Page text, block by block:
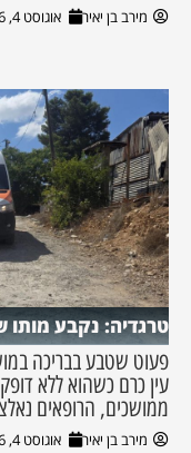
מירב בן יאיר אוגוסט 4, 2026
טרגדיה: נקבע
פעוט שטבע בבריכה
עין כרם כשהוא ללא
ממושכים, הרופאים
מירב בן יאיר אוגוסט 4, 2026